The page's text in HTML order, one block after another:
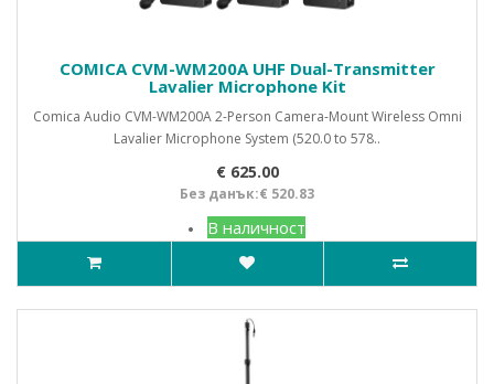
COMICA CVM-WM200А UHF Dual-Transmitter
Lavalier Microphone Kit
Comica Audio CVM-WM200A 2-Person Camera-Mount Wireless Omni
Lavalier Microphone System (520.0 to 578..
€ 625.00
Без данък:€ 520.83
В наличност